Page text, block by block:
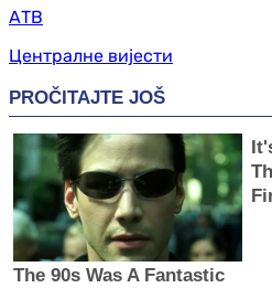
АТВ
Централне вијести